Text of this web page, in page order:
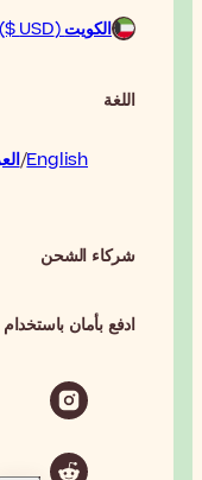
الكويت(USD $)
اللغة
English
شركاء الشحن
ادفع بأمان باستخدام